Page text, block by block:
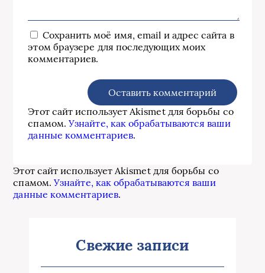
Сохранить моё имя, email и адрес сайта в
этом браузере для последующих моих
комментариев.
Этот сайт использует Akismet для борьбы со
спамом.Узнайте, как обрабатываются ваши
данные комментариев.
Этот сайт использует Akismet для борьбы со
спамом.Узнайте, как обрабатываются ваши
данные комментариев.
Свежие записи